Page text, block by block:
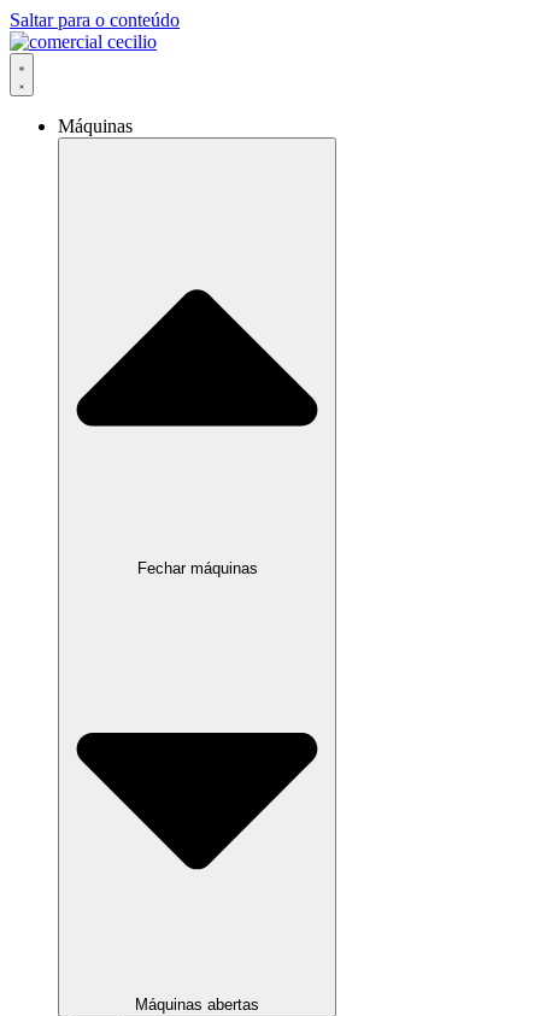
Saltar para o conteúdo
Máquinas
Fechar máquinas
Máquinas abertas